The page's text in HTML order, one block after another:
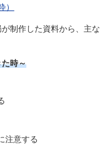
）
制作した資料から、主な
時～
注意する